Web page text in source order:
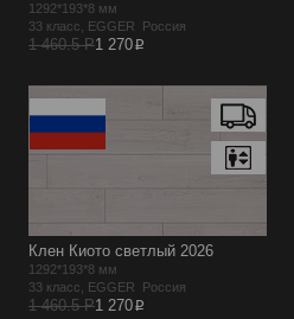
1292*193*8 мм
33 класс, EGGER Россия
1 460.5 Р1 270p
Клен Киото светлый 2026
1292*193*8 мм
33 класс, EGGER Россия
1 460.5 Р1 270p